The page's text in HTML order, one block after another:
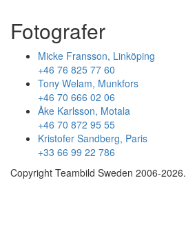
Fotografer
Micke Fransson, Linköping
+46 76 825 77 60
Tony Welam, Munkfors
+46 70 666 02 06
Åke Karlsson, Motala
+46 70 872 95 55
Kristofer Sandberg, Paris
+33 66 99 22 786
Copyright Teambild Sweden 2006-2026.